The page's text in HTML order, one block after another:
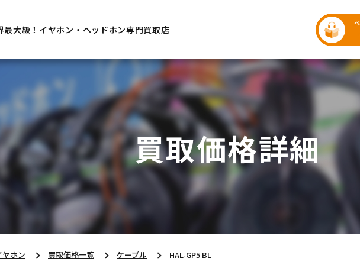
最大級！イヤホン・ヘッドホン専門買取店
買取価格詳細
ホン 買取価格一覧 ケーブル HAL-GP5 BL